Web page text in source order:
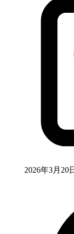
2026年3月20